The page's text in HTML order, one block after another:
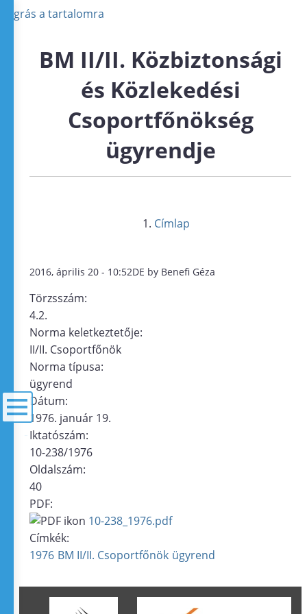
Ugrás a tartalomra
BM II/II. Közbiztonsági
és Közlekedési
Csoportfőnökség
ügyrendje
Címlap
2016, április 20 - 10:52DE by Benefi Géza
Törzsszám:
4.2.
Norma keletkeztetője:
II/II. Csoportfőnök
Norma típusa:
ügyrend
Dátum:
1976. január 19.
Iktatószám:
10-238/1976
Oldalszám:
40
PDF:
10-238_1976.pdf
Címkék:
1976 BM II/II. Csoportfőnök ügyrend